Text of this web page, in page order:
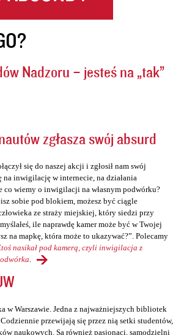
Nadzoru – jesteś na „tak”
zgłasza swój absurd
się do naszej akcji i zgłosił nam swój
na inwigilację w internecie, na działania
co wiemy o inwigilacji na własnym podwórku?
sobie pod blokiem, możesz być ciągle
ze straży miejskiej, który siedzi przy
ile naprawdę kamer może być w Twojej
na mapkę, która może to ukazywać?”. Polecamy
nasikał pod kamerą, czyli inwigilacja z
w Warszawie. Jedna z najważniejszych bibliotek
przewijają się przez nią setki studentów,
naukowych. Są również pasjonaci, samodzielni